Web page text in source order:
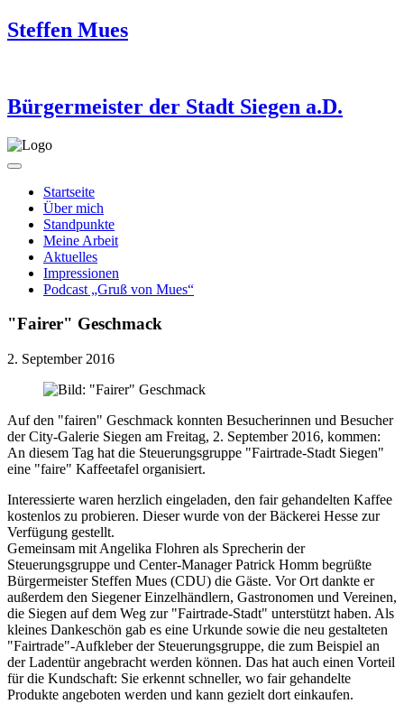
Steffen Mues
Bürgermeister der Stadt Siegen a.D.
Startseite
Über mich
Standpunkte
Meine Arbeit
Aktuelles
Impressionen
Podcast „Gruß von Mues“
"Fairer" Geschmack
2. September 2016
Auf den "fairen" Geschmack konnten Besucherinnen und Besucher
der City-Galerie Siegen am Freitag, 2. September 2016, kommen:
An diesem Tag hat die Steuerungsgruppe "Fairtrade-Stadt Siegen"
eine "faire" Kaffeetafel organisiert.
Interessierte waren herzlich eingeladen, den fair gehandelten Kaffee
kostenlos zu probieren. Dieser wurde von der Bäckerei Hesse zur
Verfügung gestellt.
Gemeinsam mit Angelika Flohren als Sprecherin der
Steuerungsgruppe und Center-Manager Patrick Homm begrüßte
Bürgermeister Steffen Mues (CDU) die Gäste. Vor Ort dankte er
außerdem den Siegener Einzelhändlern, Gastronomen und Vereinen,
die Siegen auf dem Weg zur "Fairtrade-Stadt" unterstützt haben. Als
kleines Dankeschön gab es eine Urkunde sowie die neu gestalteten
"Fairtrade"-Aufkleber der Steuerungsgruppe, die zum Beispiel an
der Ladentür angebracht werden können. Das hat auch einen Vorteil
für die Kundschaft: Sie erkennt schneller, wo fair gehandelte
Produkte angeboten werden und kann gezielt dort einkaufen.